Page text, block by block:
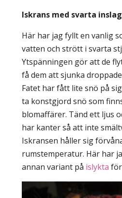
Iskrans med svarta inslag
Här har jag fyllt en vanlig
vatten och strött i svarta
Ytspänningen gör att de
få dem att sjunka
Fatet har fått lite snö på
ta konstgjord snö som
blomaffärer. Tänd ett ljus
har kanter så att inte
Iskransen håller sig
rumstemperatur. Här har
annan variant på islykta